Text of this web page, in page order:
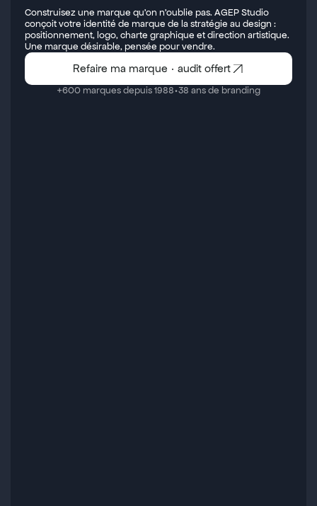
Construisez une marque qu'on n'oublie pas. AGEP Studio
conçoit votre identité de marque de la stratégie au design :
positionnement, logo, charte graphique et direction artistique.
Une marque désirable, pensée pour vendre.
Refaire ma marque · audit offert
+600 marques depuis 1988·38 ans de branding